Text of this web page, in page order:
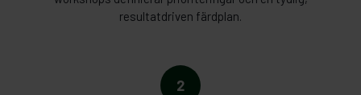
resultatdriven färdplan.
2